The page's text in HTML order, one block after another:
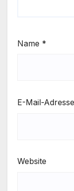
Name *
E-Mail-Adresse
Website